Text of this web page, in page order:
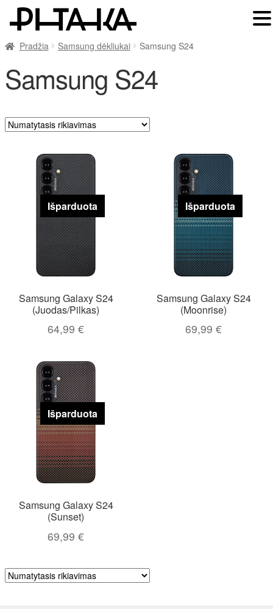
Pradžia Samsung dėkliukai Samsung S24
Samsung S24
Išparduota
Samsung Galaxy S24
(Juodas/Pilkas)
64,99€
Išparduota
Samsung Galaxy S24
(Moonrise)
69,99€
Išparduota
Samsung Galaxy S24
(Sunset)
69,99€